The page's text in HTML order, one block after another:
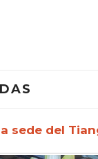
sede del